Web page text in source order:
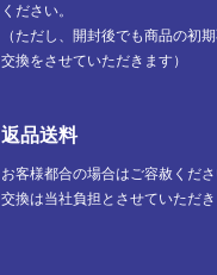
ください。
（ただし、開封後でも商品の初
交換をさせていただきます）
返品送料
お客様都合の場合はご容赦くだ
交換は当社負担とさせていただき